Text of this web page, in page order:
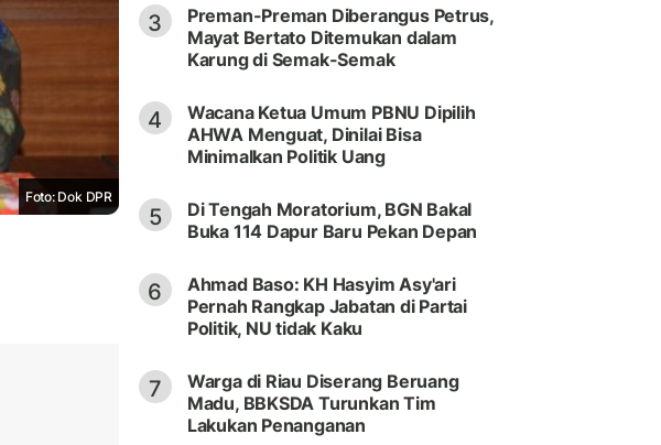
Foto: Dok DPR
3
Preman-Preman Diberangus Petrus,
Mayat Bertato Ditemukan dalam
Karung di Semak-Semak
4
Wacana Ketua Umum PBNU Dipilih
AHWA Menguat, Dinilai Bisa
Minimalkan Politik Uang
5
Di Tengah Moratorium, BGN Bakal
Buka 114 Dapur Baru Pekan Depan
6
Ahmad Baso: KH Hasyim Asy'ari
Pernah Rangkap Jabatan di Partai
Politik, NU tidak Kaku
7
Warga di Riau Diserang Beruang
Madu, BBKSDA Turunkan Tim
Lakukan Penanganan